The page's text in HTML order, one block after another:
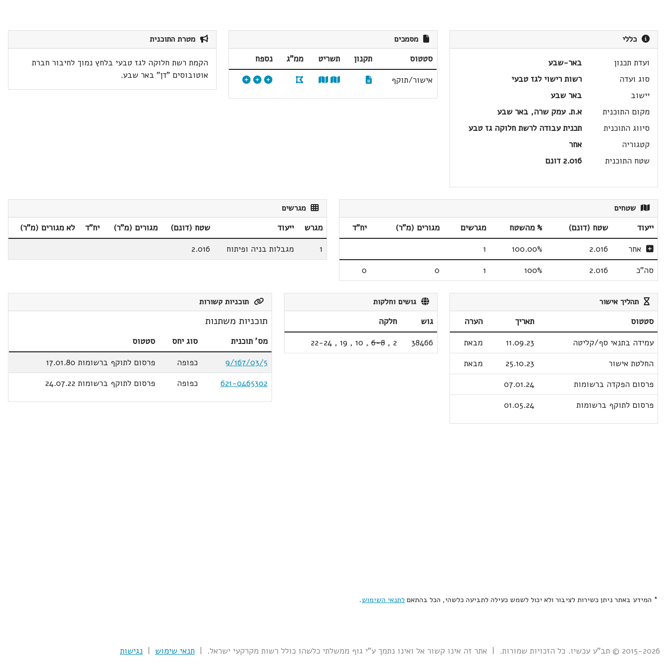
כללי
ועדת תכנון
באר-שבע
סוג ועדה
רשות רישוי לגז טבעי
יישוב
באר שבע
מקום התוכנית
א.ת. עמק שרה, באר שבע
סיווג התוכנית
תכנית עבודה לרשת חלוקה גז טבע
קטגוריה
אחר
שטח התוכנית
2.016 דונם
מסמכים
סטטוס תקנון תשריט ממ"ג
נספח
אישור/תוקף
מטרת התוכנית
הקמת רשת חלוקה לגז טבעי בלחץ נמוך לחיבור חברת
אוטובוסים "דן" באר שבע.
שטחים
ייעוד שטח (דונם) % מהשטח מגרשים מגורים (מ"ר)
יח"ד
אחר
2.016
100.00%
1
סה"כ
2.016
100%
1
0
0
מגרשים
מגרש ייעוד שטח (דונם) מגורים (מ"ר) יח"ד
לא מגורים (מ"ר)
1
מגבלות בניה ופיתוח 2.016
תהליך אישור
סטטוס תאריך
הערה
עמידה בתנאי סף/קליטה
11.09.23
מבאת
החלטת אישור
25.10.23
מבאת
פרסום הפקדה ברשומות
07.01.24
פרסום לתוקף ברשומות
01.05.24
גושים וחלקות
גוש
חלקה
38466
2
,
6-8
,
10
,
19
,
22-24
תוכניות קשורות
תוכניות משתנות
מס' תוכנית סוג יחס
סטטוס
9/167/03/5
כפופה
פרסום לתוקף ברשומות 17.01.80
621-0465302
כפופה פרסום לתוקף ברשומות 24.07.22
* המידע באתר ניתן כשירות לציבור ולא יכול לשמש כעילה לתביעה כלשהי, הכל בהתאם לתנאי השימוש.
2015-2026 © תב"ע עכשיו. כל הזכויות שמורות. | אתר זה אינו קשור אל ואינו נתמך ע"י גוף ממשלתי כלשהו כולל רשות מקרקעי ישראל. | תנאי שימוש | נגישות